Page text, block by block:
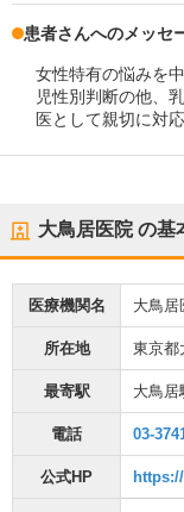
患者さんへのメッセ
女性特有の悩みを
児性別判断の他、
医として親切に対応
大鳥居医院の基
医療機関名 大鳥居
所在地 東京都
最寄駅 大鳥居
電話 03-
公式HP